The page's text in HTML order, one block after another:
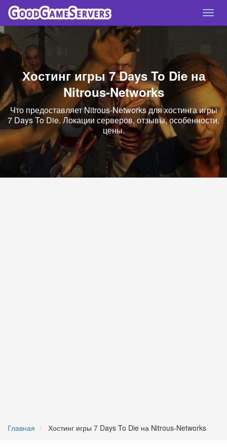
Хостинг игры 7 Days To Die на
Nitrous-Networks
Что предоставляет Nitrous-Networks для хостинга игры
7 Days To Die. Локации серверов, отзывы, особенности,
цены.
Главная Хостинг игры 7 Days To Die на Nitrous-Networks